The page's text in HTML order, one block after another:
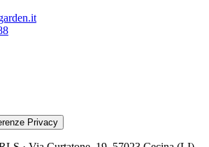
Privacy